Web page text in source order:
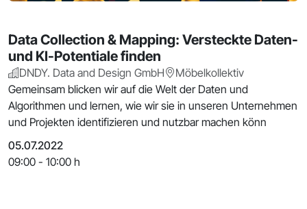
Data Collection & Mapping: Versteckte Daten-
und KI-Potentiale finden
DNDY. Data and Design GmbH
Möbelkollektiv
Gemeinsam blicken wir auf die Welt der Daten und
Algorithmen und lernen, wie wir sie in unseren Unternehmen
und Projekten identifizieren und nutzbar machen könn
05.07.2022
09:00 - 10:00 h